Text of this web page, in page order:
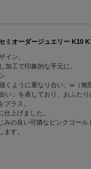
ミオーダージュエリー
イン。
加工で印象的な手元に。
くように重なり合い、∞（無
い」を表しており、おふた
ラス。
上げました。
の良い可憐なピンクゴー
す。